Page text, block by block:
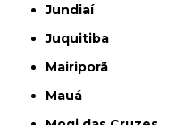
Jundiaí
Juquitiba
Mairiporã
Mauá